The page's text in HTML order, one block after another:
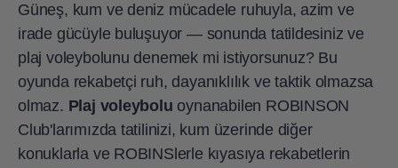
Güneş, kum ve deniz mücadele ruhuyla, azim ve
irade gücüyle buluşuyor — sonunda tatildesiniz ve
plaj voleybolunu denemek mi istiyorsunuz? Bu
oyunda rekabetçi ruh, dayanıklılık ve taktik olmazsa
olmaz. Plaj voleybolu oynanabilen ROBINSON
Club'larımızda tatilinizi, kum üzerinde diğer
konuklarla ve ROBINSlerle kıyasıya rekabetlerin